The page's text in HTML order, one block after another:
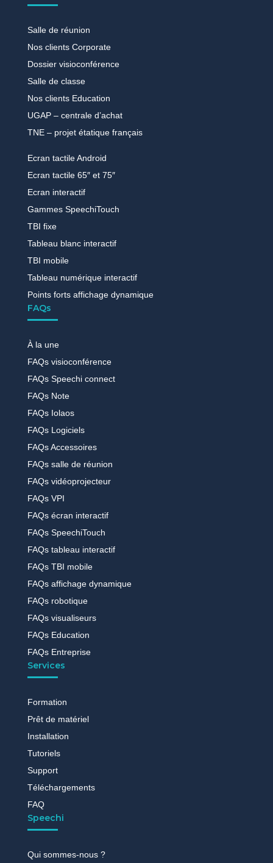
Salle de réunion
Nos clients Corporate
Dossier visioconférence
Salle de classe
Nos clients Education
UGAP – centrale d’achat
TNE – projet étatique français
Ecran tactile Android
Ecran tactile 65″ et 75″
Ecran interactif
Gammes SpeechiTouch
TBI fixe
Tableau blanc interactif
TBI mobile
Tableau numérique interactif
Points forts affichage dynamique
FAQs
À la une
FAQs visioconférence
FAQs Speechi connect
FAQs Note
FAQs Iolaos
FAQs Logiciels
FAQs Accessoires
FAQs salle de réunion
FAQs vidéoprojecteur
FAQs VPI
FAQs écran interactif
FAQs SpeechiTouch
FAQs tableau interactif
FAQs TBI mobile
FAQs affichage dynamique
FAQs robotique
FAQs visualiseurs
FAQs Education
FAQs Entreprise
Services
Formation
Prêt de matériel
Installation
Tutoriels
Support
Téléchargements
FAQ
Speechi
Qui sommes-nous ?